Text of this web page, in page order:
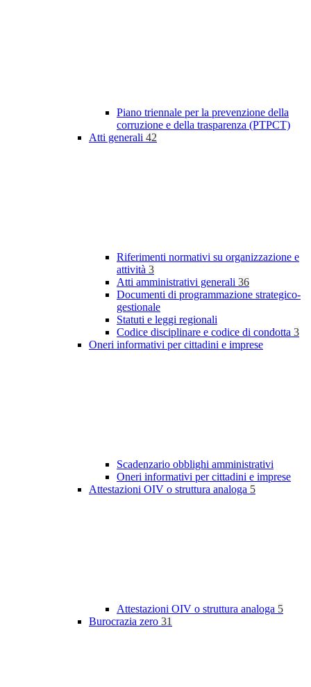
Piano triennale per la prevenzione della
corruzione e della trasparenza (PTPCT)
Atti generali 42
Riferimenti normativi su organizzazione e
attività 3
Atti amministrativi generali 36
Documenti di programmazione strategico-
gestionale
Statuti e leggi regionali
Codice disciplinare e codice di condotta 3
Oneri informativi per cittadini e imprese
Scadenzario obblighi amministrativi
Oneri informativi per cittadini e imprese
Attestazioni OIV o struttura analoga 5
Attestazioni OIV o struttura analoga 5
Burocrazia zero 31